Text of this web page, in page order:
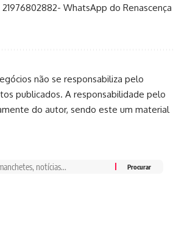
WhatsApp do Renascença
não se responsabiliza pelo
publicados. A responsabilidade pelo
do autor, sendo este um material